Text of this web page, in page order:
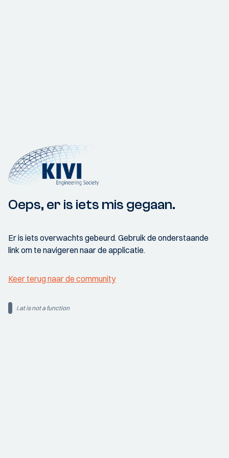
Oeps, er is iets mis gegaan.
Er is iets overwachts gebeurd. Gebruik de onderstaande
link om te navigeren naar de applicatie.
Keer terug naar de community
i.at is not a function